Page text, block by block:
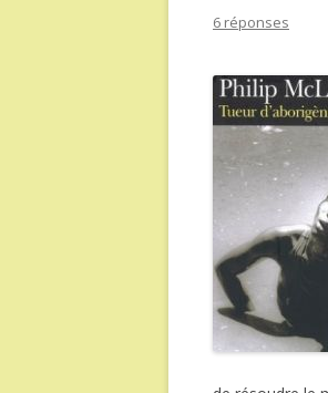
6 réponses